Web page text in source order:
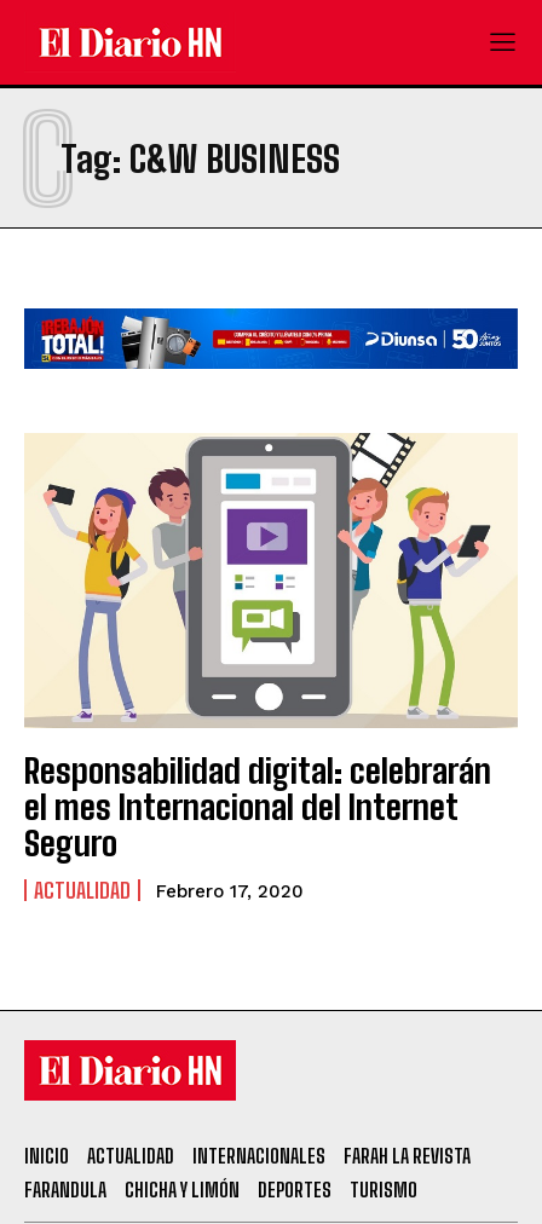
Tag: C&W BUSINESS
C
Responsabilidad digital: celebrarán
el mes Internacional del Internet
Seguro
ACTUALIDAD Febrero 17, 2020
INICIO ACTUALIDAD INTERNACIONALES
FARAH LA REVISTA
FARANDULA
CHICHA Y LIMÓN DEPORTES TURISMO